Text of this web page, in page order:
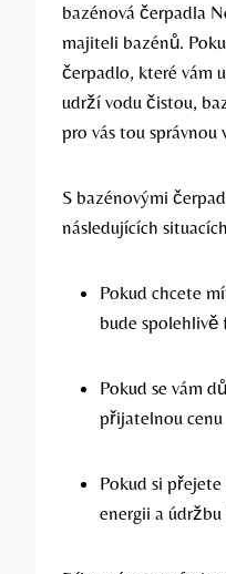
bazénová čerpadla
majiteli bazénů.
čerpadlo, které vám
udrží vodu čistou,
pro vás tou správnou
S bazénovými
následujících
Pokud chcete
bude spolehlivě
Pokud se vám
přijatelnou cenu
Pokud si
energii a údržbu